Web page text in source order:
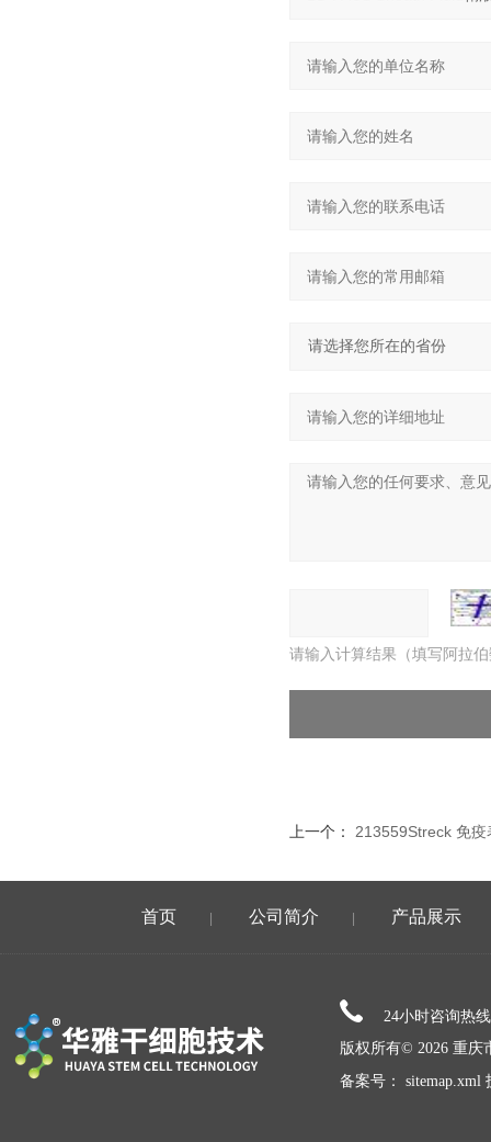
请输入计算结果（填写阿拉
上一个： 213559Streck 免
首页 公司简介 产品展示
24小时咨询热
版权所有© 2026 重庆
备案号：
sitemap.xml